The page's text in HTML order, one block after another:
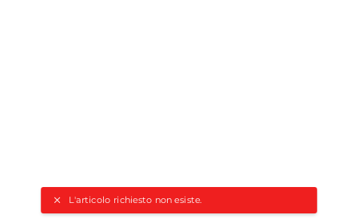
L'articolo richiesto non esiste.